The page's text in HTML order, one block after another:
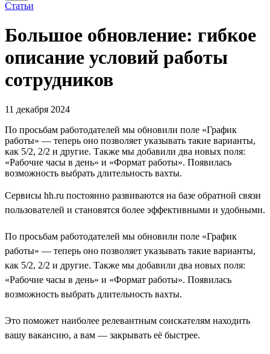
Статьи
Большое обновление: гибкое
описание условий работы
сотрудников
11 декабря 2024
По просьбам работодателей мы обновили поле «График
работы» — теперь оно позволяет указывать такие варианты,
как 5/2, 2/2 и другие. Также мы добавили два новых поля:
«Рабочие часы в день» и «Формат работы». Появилась
возможность выбрать длительность вахты.
Сервисы hh.ru постоянно развиваются на базе обратной связи
пользователей и становятся более эффективными и удобными.
По просьбам работодателей мы обновили поле «График
работы» — теперь оно позволяет указывать такие варианты,
как 5/2, 2/2 и другие. Также мы добавили два новых поля:
«Рабочие часы в день» и «Формат работы». Появилась
возможность выбрать длительность вахты.
Это поможет наиболее релевантным соискателям находить
вашу вакансию, а вам — закрывать её быстрее.